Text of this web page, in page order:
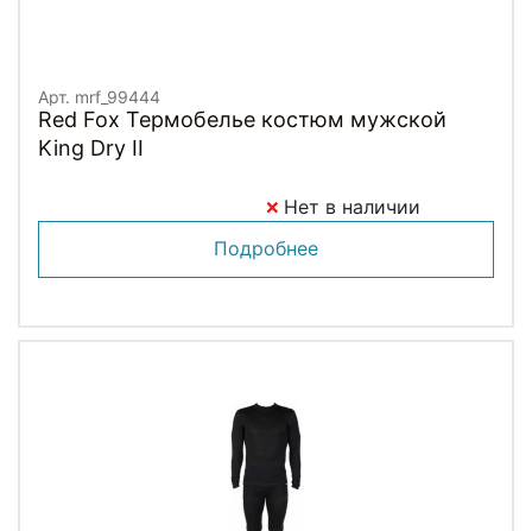
Арт. mrf_99444
Red Fox Термобелье костюм мужской
King Dry II
Нет в наличии
Подробнее